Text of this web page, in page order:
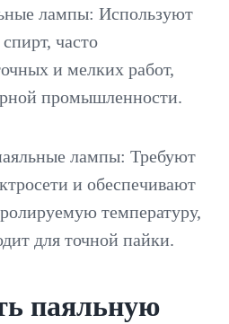
лампы: Используют
часто
и мелких работ,
промышленности.
лампы: Требуют
и обеспечивают
температуру,
для точной пайки.
паяльную